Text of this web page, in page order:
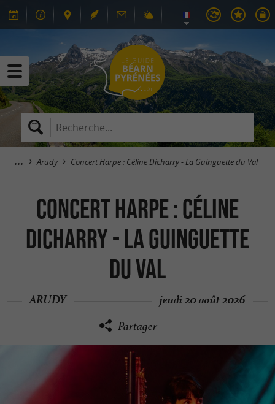
Arudy Concert Harpe : Céline Dicharry - La Guinguette du Val
Concert Harpe : Céline
Dicharry - La Guinguette
du Val
ARUDY jeudi 20 août 2026
Partager